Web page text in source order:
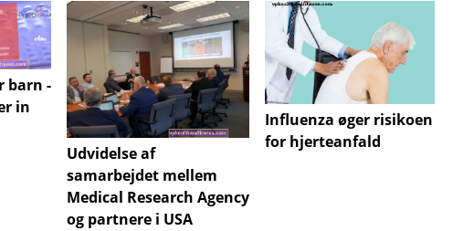
barn -
in
Udvidelse af
samarbejdet mellem
Medical Research Agency
og partnere i USA
Influenza øger risikoen
for hjerteanfald